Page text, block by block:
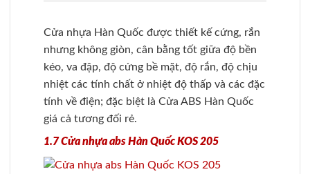
Cửa nhựa Hàn Quốc được thiết kế cứng, rắn
nhưng không giòn, cân bằng tốt giữa độ bền
kéo, va đập, độ cứng bề mặt, độ rắn, độ chịu
nhiệt các tính chất ở nhiệt độ thấp và các đặc
tính về điện; đặc biệt là Cửa ABS Hàn Quốc
giá cả tương đối rẻ.
1.7 Cửa nhựa abs Hàn Quốc KOS 205